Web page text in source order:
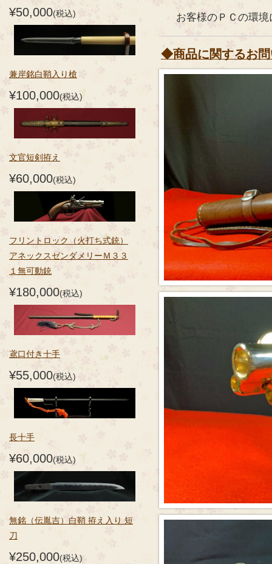
¥50,000(税込)
兼岸銘白鞘入り槍
¥100,000(税込)
文官短剣拵え
¥60,000(税込)
フリントロック（火打ち式銃）
アネックスゼンダメリーＭ３３
１無可動銃
¥180,000(税込)
鳶口付き十手
¥55,000(税込)
長十手
¥60,000(税込)
無銘（伝胤吉）白鞘 拵え入り 短
刀
¥250,000(税込)
お客様のＰＣの環
◆商品に関するお